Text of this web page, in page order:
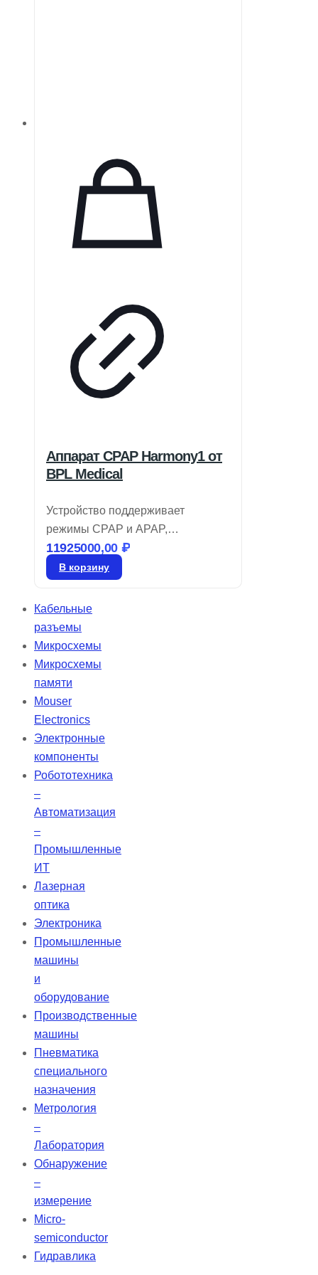
Аппарат CPAP Harmony1 от
BPL Medical
Устройство поддерживает
режимы CPAP и APAP,
оборудовано увлажнителем с
функцией предварительного
автоматическую регулировку
энергосбережения и
с высоким разрешением на срок
11925000,00 ₽
В корзину
Кабельные
разъемы
Микросхемы
Микросхемы
памяти
Mouser
Electronics
Электронные
компоненты
Робототехника
–
Автоматизация
–
Промышленные
ИТ
Лазерная
оптика
Электроника
Промышленные
машины
и
оборудование
Производственные
машины
Пневматика
специального
назначения
Метрология
–
Лаборатория
Обнаружение
–
измерение
Micro-
semiconductor
Гидравлика